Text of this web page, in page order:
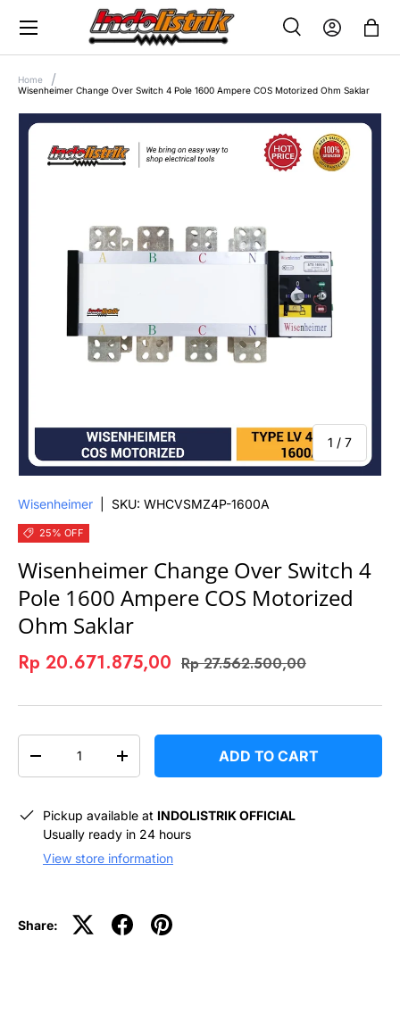
SKIP TO CONTENT
SEARCH
SearchLog in Bag
Home
Wisenheimer Change Over Switch 4 Pole 1600 Ampere COS Motorized Ohm Saklar
1 / of
7
Wisenheimer SKU: WHCVSMZ4P-1600A
25% OFF
Wisenheimer Change Over Switch 4
Pole 1600 Ampere COS Motorized
Ohm Saklar
Rp 20.671.875,00 Rp 27.562.500,00
+
ADD TO CART
Pickup available at INDOLISTRIK OFFICIAL
Usually ready in 24 hours
View store information
Share: